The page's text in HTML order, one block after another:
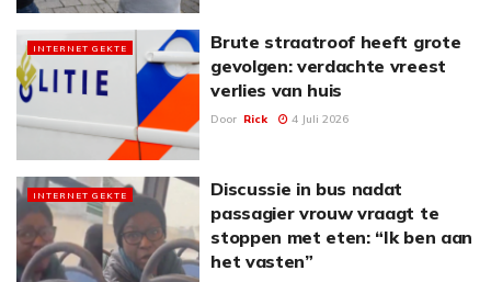
INTERNET GEKTE
Brute straatroof heeft grote
gevolgen: verdachte vreest
verlies van huis
Door Rick 4 Juli 2026
INTERNET GEKTE
Discussie in bus nadat
passagier vrouw vraagt te
stoppen met eten: “Ik ben aan
het vasten”